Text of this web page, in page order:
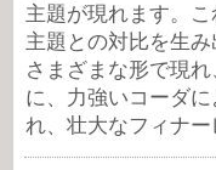
主題が現れます。
主題との対比を生
さまざまな形で現
に、力強いコーダ
れ、壮大なフィナー